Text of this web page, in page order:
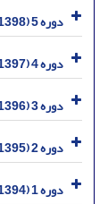
دوره 5 (1398)
دوره 4 (1397)
دوره 3 (1396)
دوره 2 (1395)
دوره 1 (1394)